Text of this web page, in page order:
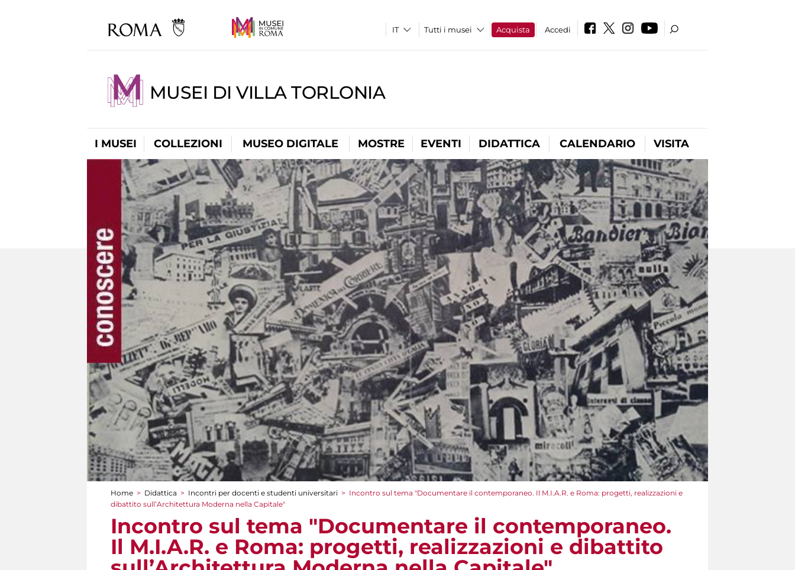
Tutti i musei Acquista Accedi
MUSEI DI VILLA TORLONIA
I MUSEI COLLEZIONI MUSEO DIGITALE MOSTRE EVENTI DIDATTICA CALENDARIO VISITA
Tu sei qui
Home > Didattica > Incontri per docenti e studenti universitari > Incontro sul tema "Documentare il contemporaneo. Il M.I.A.R. e Roma: progetti, realizzazioni e
dibattito sull’Architettura Moderna nella Capitale"
Incontro sul tema "Documentare il contemporaneo.
Il M.I.A.R. e Roma: progetti, realizzazioni e dibattito